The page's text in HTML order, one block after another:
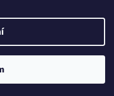
práva vyhrazena.